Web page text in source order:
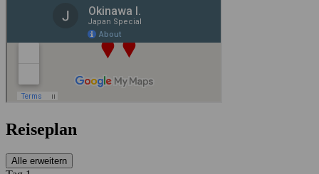
Reiseplan
Alle erweitern